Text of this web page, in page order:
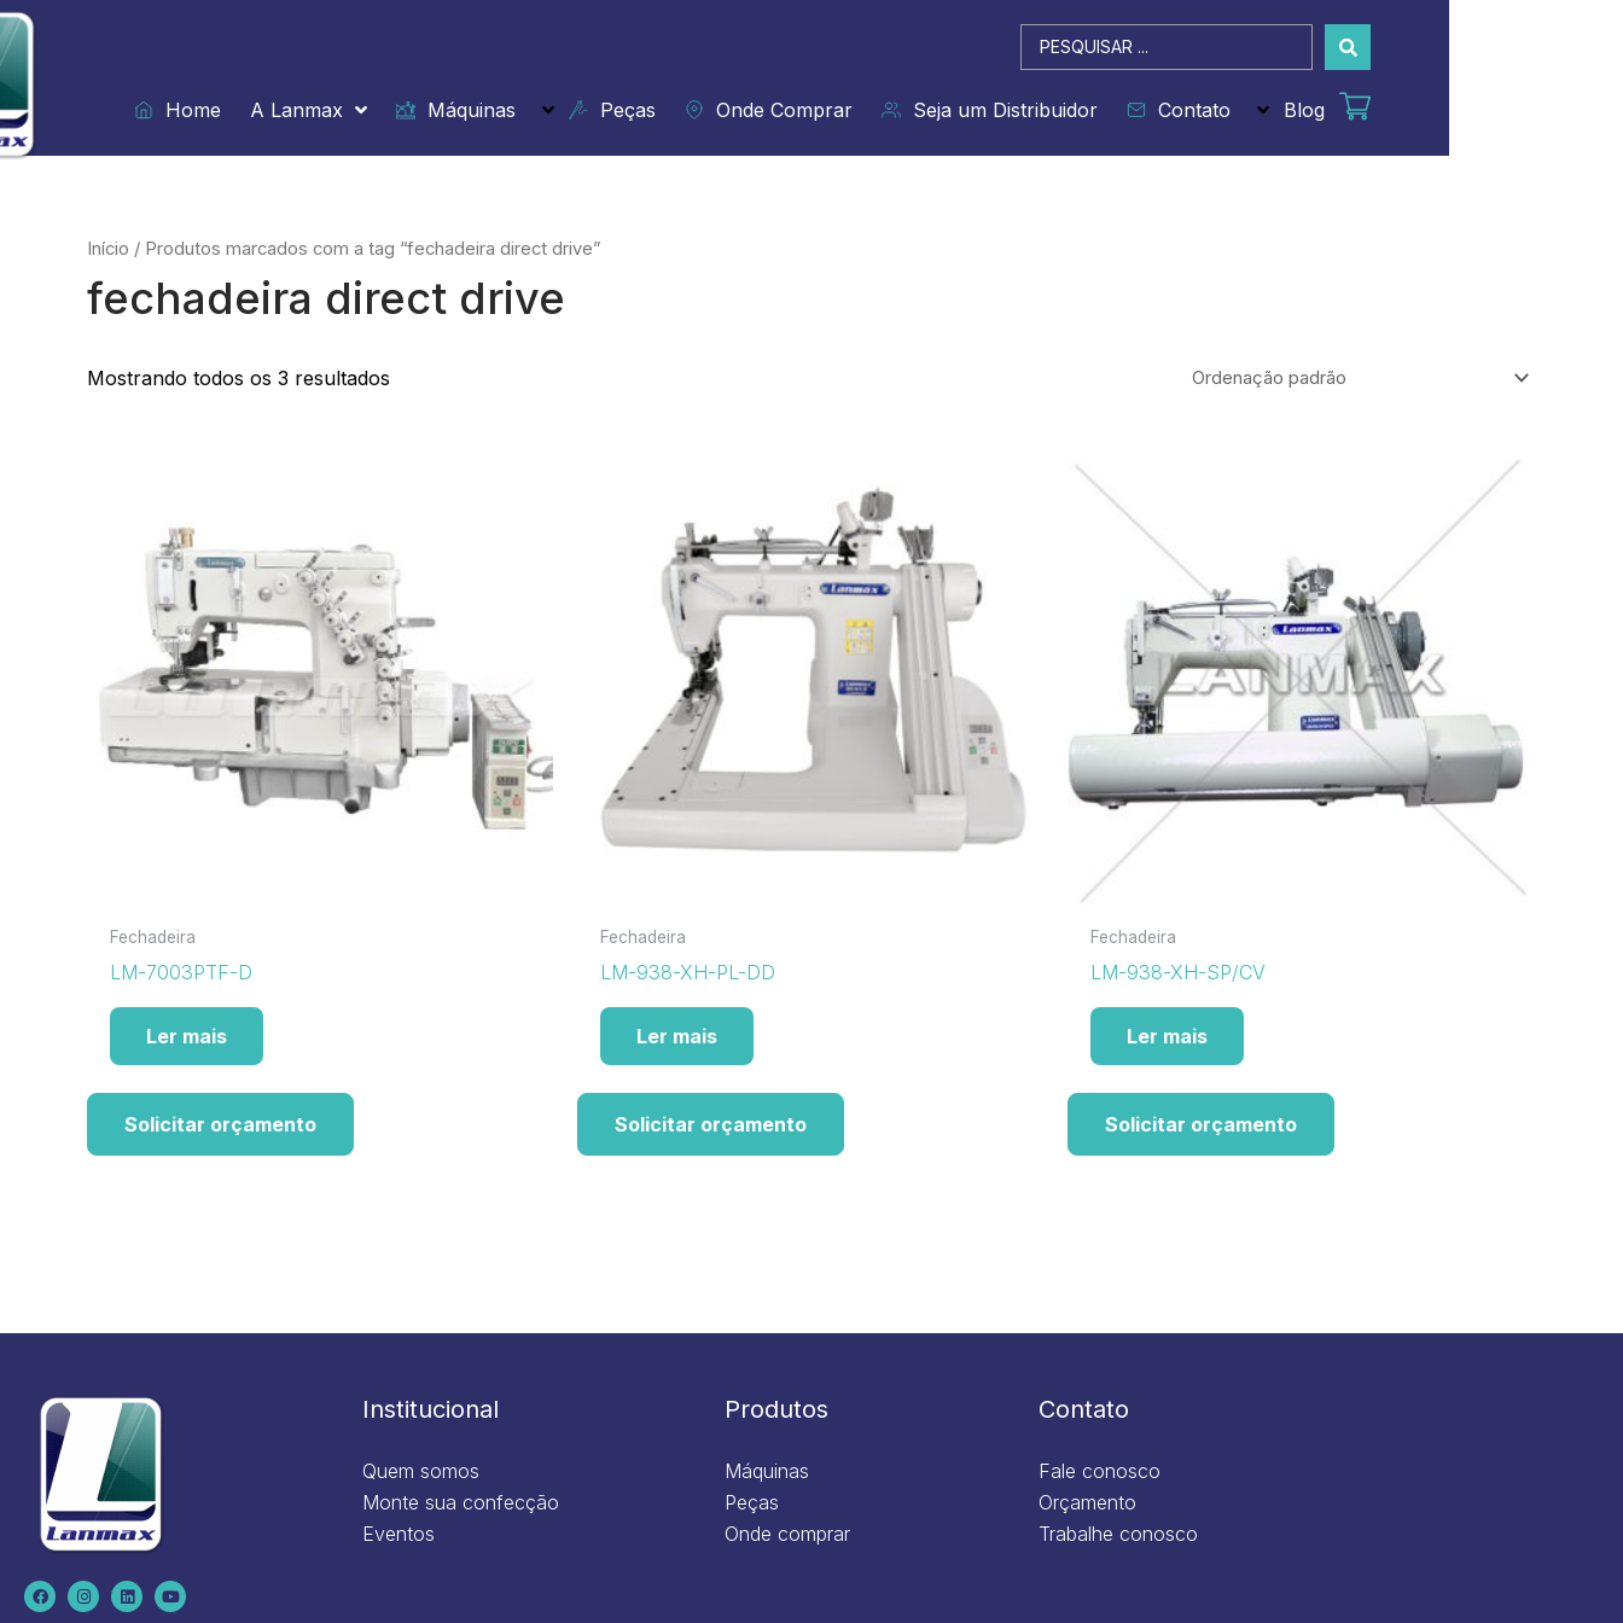
Ir
para
o
conteúdo
Pesquisar
...
Home
A Lanmax Máquinas Peças Onde Comprar Seja um Distribuidor Contato Blog
Início / Produtos marcados com a tag “fechadeira direct drive”
fechadeira direct drive
Mostrando todos os 3 resultados
Fechadeira
LM-7003PTF-D
Ler mais
Solicitar orçamento
Fechadeira
LM-938-XH-PL-DD
Ler mais
Solicitar orçamento
Fechadeira
LM-938-XH-SP/CV
Ler mais
Solicitar orçamento
F
a
c
I
n
s
L
i
n
Y
o
u
Institucional
Quem somos
Monte sua confecção
Eventos
Produtos
Máquinas
Peças
Onde comprar
Contato
Fale conosco
Orçamento
Trabalhe conosco